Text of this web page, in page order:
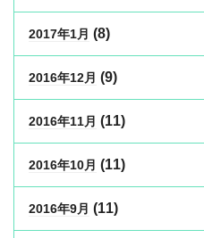
2017年1月 (8)
2016年12月 (9)
2016年11月 (11)
2016年10月 (11)
2016年9月 (11)